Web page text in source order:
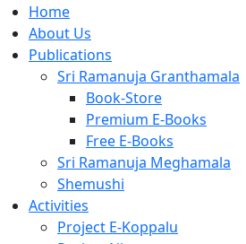
Home
About Us
Publications
Sri Ramanuja Granthamala
Book-Store
Premium E-Books
Free E-Books
Sri Ramanuja Meghamala
Shemushi
Activities
Project E-Koppalu